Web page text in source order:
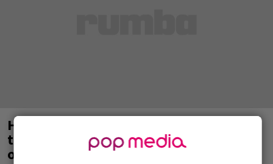
Helsingin Kulttuuritalon KULT-klubi
tarjoaa kulttiartisteja, suomalaista
osaamista ja kaikkea siltä väliltä